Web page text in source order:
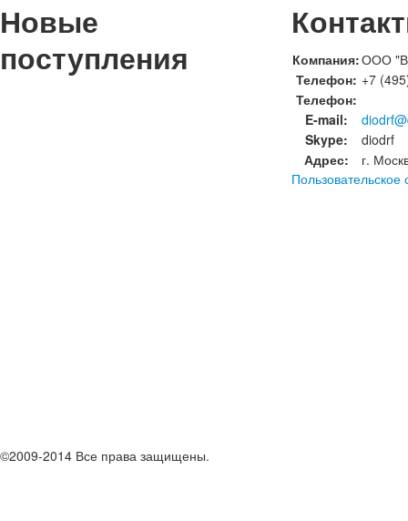
Новые
поступления
Компания:ООО
Телефон: +7
Телефон:
E-mail:
Skype:
diodrf
Адрес:
г.
Пользовательское
©2009-2014 Все права защищены.